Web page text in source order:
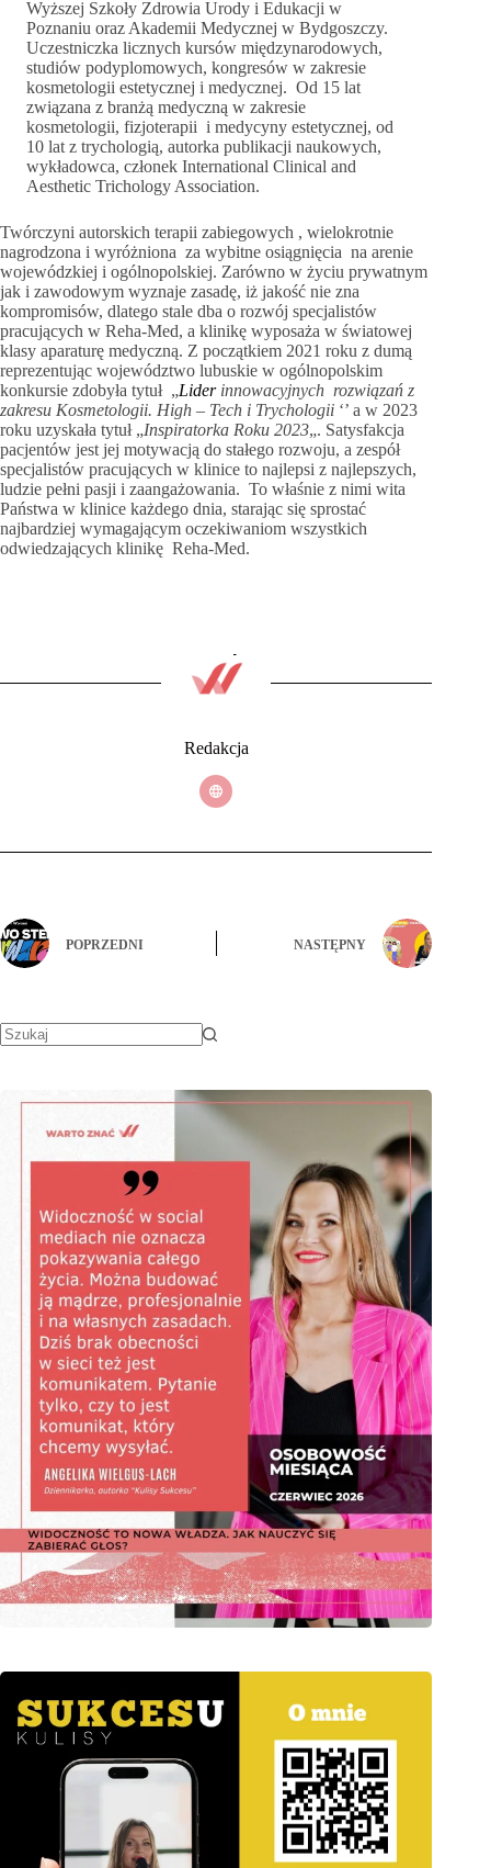
Wyższej Szkoły Zdrowia Urody i Edukacji w
Poznaniu oraz Akademii Medycznej w Bydgoszczy.
Uczestniczka licznych kursów międzynarodowych,
studiów podyplomowych, kongresów w zakresie
kosmetologii estetycznej i medycznej. Od 15 lat
związana z branżą medyczną w zakresie
kosmetologii, fizjoterapii i medycyny estetycznej, od
10 lat z trychologią, autorka publikacji naukowych,
wykładowca, członek International Clinical and
Aesthetic Trichology Association.
Twórczyni autorskich terapii zabiegowych , wielokrotnie
nagrodzona i wyróżniona za wybitne osiągnięcia na arenie
wojewódzkiej i ogólnopolskiej. Zarówno w życiu prywatnym
jak i zawodowym wyznaje zasadę, iż jakość nie zna
kompromisów, dlatego stale dba o rozwój specjalistów
pracujących w Reha-Med, a klinikę wyposaża w światowej
klasy aparaturę medyczną. Z początkiem 2021 roku z dumą
reprezentując województwo lubuskie w ogólnopolskim
konkursie zdobyła tytuł „Liderinnowacyjnych rozwiązań z
zakresu Kosmetologii. High – Tech i Trychologii ‘’ a w 2023
roku uzyskała tytuł „Inspiratorka Roku 2023„. Satysfakcja
pacjentów jest jej motywacją do stałego rozwoju, a zespół
specjalistów pracujących w klinice to najlepsi z najlepszych,
ludzie pełni pasji i zaangażowania. To właśnie z nimi wita
Państwa w klinice każdego dnia, starając się sprostać
najbardziej wymagającym oczekiwaniom wszystkich
odwiedzających klinikę Reha-Med.
Redakcja
POPRZEDNI NASTĘPNY